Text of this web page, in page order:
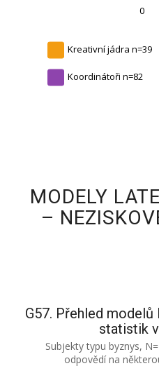
-100
-50
0
200
Kreativní jádra n=39
Koordinátoři n=82
MODELY
–
G57. Přehled
statistik
Subjekty typu byznys,
odpovědí na